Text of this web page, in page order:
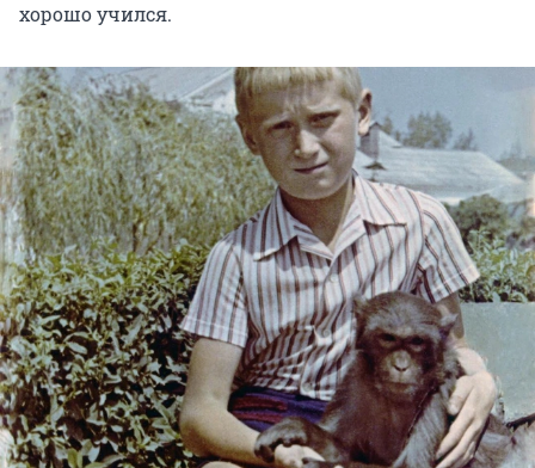
хорошо учился.